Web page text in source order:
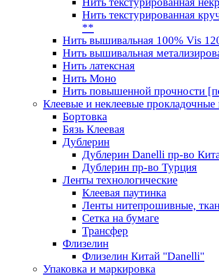
Нить текстурированная
**
Нить вышивальная 100% Vis
Нить вышивальная
Нить латексная
Нить Моно
Нить повышенной прочности
Клеевые и неклеевые прокладочные
Бортовка
Бязь Клеевая
Дублерин
Дублерин Danelli пр-во
Дублерин пр-во Турция
Ленты технологические
Клеевая паутинка
Ленты нитепрошивные,
Сетка на бумаге
Трансфер
Флизелин
Флизелин Китай "Danelli"
Упаковка и маркировка